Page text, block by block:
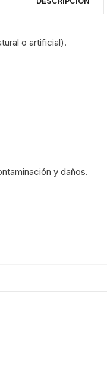
o artificial).
y daños.